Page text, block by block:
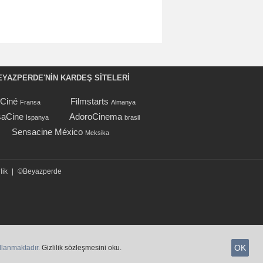
KARDEŞ SİTELERİ
Fransa Filmstarts Almanya
İspanya AdoroCinema brasil
Sensacine México Meksika
| ©Beyazperde
Gizlilik sözleşmesini oku. OK